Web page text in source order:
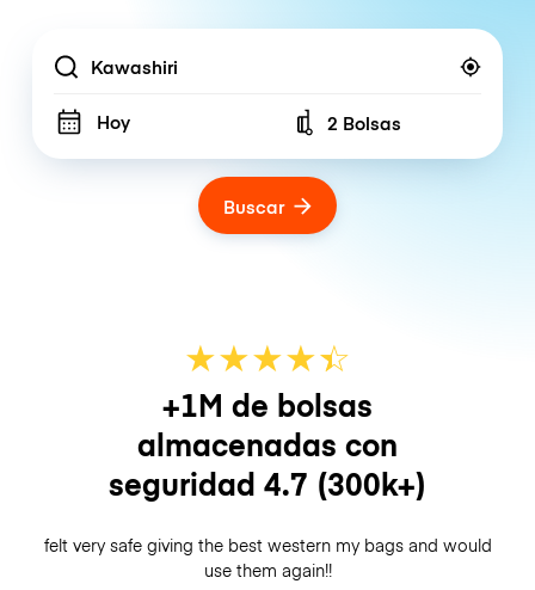
Location
Hoy Number of bags
2 Bolsas
Buscar
★★★★☆
★
+1M de bolsas
almacenadas con
seguridad 4.7 (300k+)
felt very safe giving the best western my bags and would
use them again!!